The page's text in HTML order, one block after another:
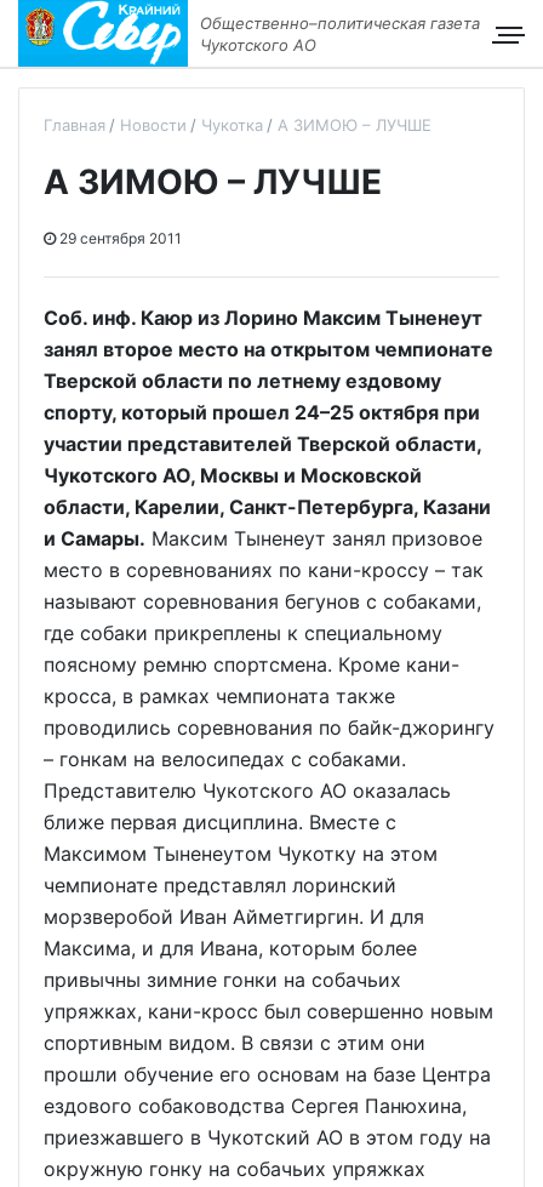
Общественно–политическая газета
Чукотского АО
Главная Новости Чукотка А ЗИМОЮ – ЛУЧШЕ
А ЗИМОЮ – ЛУЧШЕ
29 сентября 2011
Соб. инф. Каюр из Лорино Максим Тыненеут
занял второе место на открытом чемпионате
Тверской области по летнему ездовому
спорту, который прошел 24–25 октября при
участии представителей Тверской области,
Чукотского АО, Москвы и Московской
области, Карелии, Санкт-Петербурга, Казани
и Самары. Максим Тыненеут занял призовое
место в соревнованиях по кани-кроссу – так
называют соревнования бегунов с собаками,
где собаки прикреплены к специальному
поясному ремню спортсмена. Кроме кани-
кросса, в рамках чемпионата также
проводились соревнования по байк-джорингу
– гонкам на велосипедах с собаками.
Представителю Чукотского АО оказалась
ближе первая дисциплина. Вместе с
Максимом Тыненеутом Чукотку на этом
чемпионате представлял лоринский
морзверобой Иван Айметгиргин. И для
Максима, и для Ивана, которым более
привычны зимние гонки на собачьих
упряжках, кани-кросс был совершенно новым
спортивным видом. В связи с этим они
прошли обучение его основам на базе Центра
ездового собаководства Сергея Панюхина,
приезжавшего в Чукотский АО в этом году на
окружную гонку на собачьих упряжках